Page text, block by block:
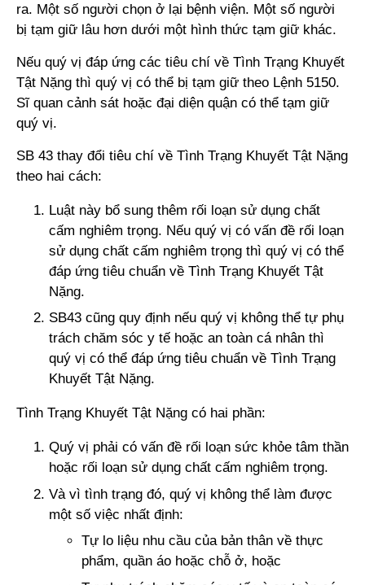
ra. Một số người chọn ở lại bệnh viện. Một số người
bị tạm giữ lâu hơn dưới một hình thức tạm giữ khác.
Nếu quý vị đáp ứng các tiêu chí về Tình Trạng Khuyết
Tật Nặng thì quý vị có thể bị tạm giữ theo Lệnh 5150.
Sĩ quan cảnh sát hoặc đại diện quận có thể tạm giữ
quý vị.
SB 43 thay đổi tiêu chí về Tình Trạng Khuyết Tật Nặng
theo hai cách:
Luật này bổ sung thêm rối loạn sử dụng chất
cấm nghiêm trọng. Nếu quý vị có vấn đề rối loạn
sử dụng chất cấm nghiêm trọng thì quý vị có thể
đáp ứng tiêu chuẩn về Tình Trạng Khuyết Tật
Nặng.
SB43 cũng quy định nếu quý vị không thể tự phụ
trách chăm sóc y tế hoặc an toàn cá nhân thì
quý vị có thể đáp ứng tiêu chuẩn về Tình Trạng
Khuyết Tật Nặng.
Tình Trạng Khuyết Tật Nặng có hai phần:
Quý vị phải có vấn đề rối loạn sức khỏe tâm thần
hoặc rối loạn sử dụng chất cấm nghiêm trọng.
Và vì tình trạng đó, quý vị không thể làm được
một số việc nhất định:
Tự lo liệu nhu cầu của bản thân về thực
phẩm, quần áo hoặc chỗ ở, hoặc